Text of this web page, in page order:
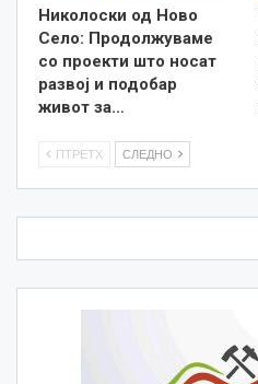
Николоски од Ново
Село: Продолжуваме
со проекти што носат
развој и подобар
живот за…
ПТРЕТХ СЛЕДНО